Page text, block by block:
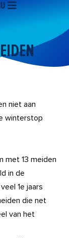
niet aan
winterstop
met 13 meiden
in de
1e jaars
die net
van het